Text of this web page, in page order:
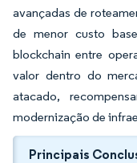
avançadas de
de menor custo
blockchain entre
valor dentro do
atacado,
modernização de
Principais